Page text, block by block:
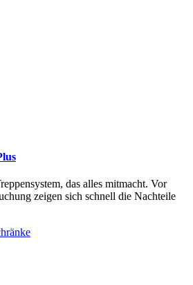
das alles mitmacht. Vor
zeigen sich schnell die Nachteile